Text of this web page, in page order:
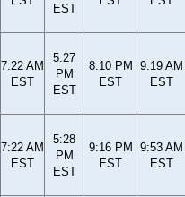
EST
7:22 AM
EST
5:27
PM
EST
8:10 PM
EST
9:19 AM
EST
7:22 AM
EST
5:28
PM
EST
9:16 PM
EST
9:53 AM
EST